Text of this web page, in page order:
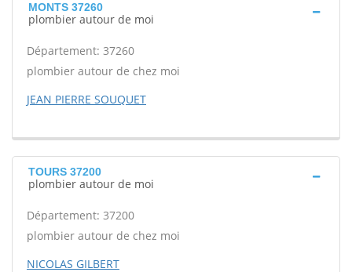
MONTS 37260
plombier autour de moi
Département: 37260
plombier autour de chez moi
JEAN PIERRE SOUQUET
TOURS 37200
plombier autour de moi
Département: 37200
plombier autour de chez moi
NICOLAS GILBERT